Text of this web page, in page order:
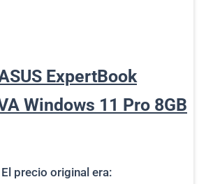
ExpertBook
Windows 11 Pro 8GB
El precio original era: